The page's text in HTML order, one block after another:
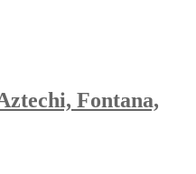
Fontana,